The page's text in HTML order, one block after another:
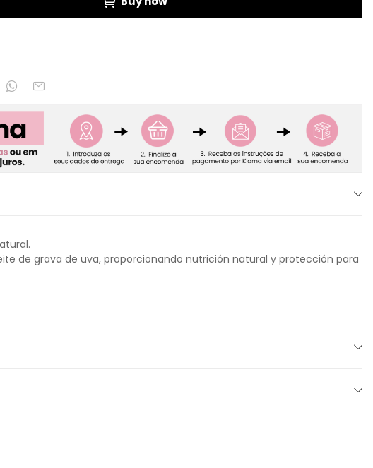
de grava de uva, proporcionando nutrición natural y protección para